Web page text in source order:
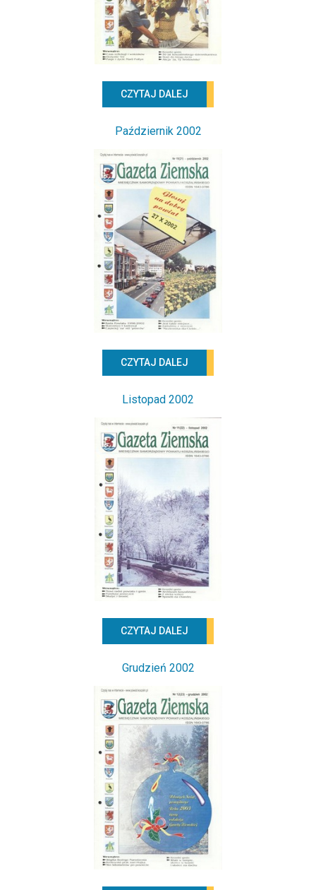
CZYTAJ DALEJ
Październik 2002
CZYTAJ DALEJ
Listopad 2002
CZYTAJ DALEJ
Grudzień 2002